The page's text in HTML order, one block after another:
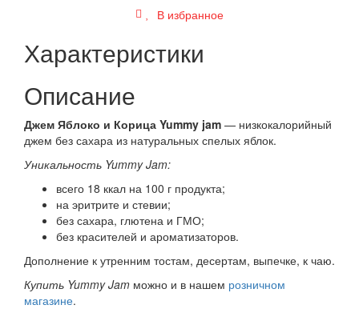
В избранное
Характеристики
Описание
Джем Яблоко и Корица Yummy jam — низкокалорийный
джем без сахара из натуральных спелых яблок.
Уникальность Yummy Jam:
всего 18 ккал на 100 г продукта;
на эритрите и стевии;
без сахара, глютена и ГМО;
без красителей и ароматизаторов.
Дополнение к утренним тостам, десертам, выпечке, к чаю.
Купить Yummy Jam можно и в нашем розничном
магазине.